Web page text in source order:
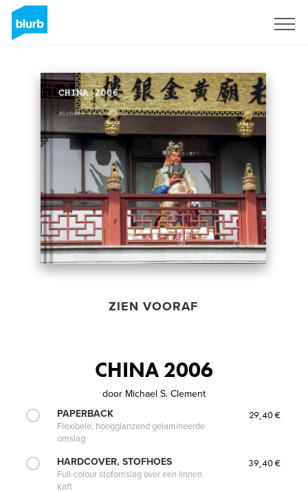
ZIEN VOORAF
CHINA 2006
door Michael S. Clement
PAPERBACK
Flexibele, hoogglanzend gelamineerde
omslag
29,40 €
HARDCOVER, STOFHOES
Full-colour stofomslag over een linnen
kaft
39,40 €